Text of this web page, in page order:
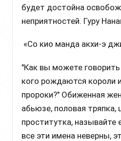
будет достойна
неприятностей. Гуру
«Со кио манда акхи-э
"Как вы можете
кого рождаются короли
пророки?" Обиженная
абьюзе, половая тряпка,
проститутка, называйте
все эти имена неверны,